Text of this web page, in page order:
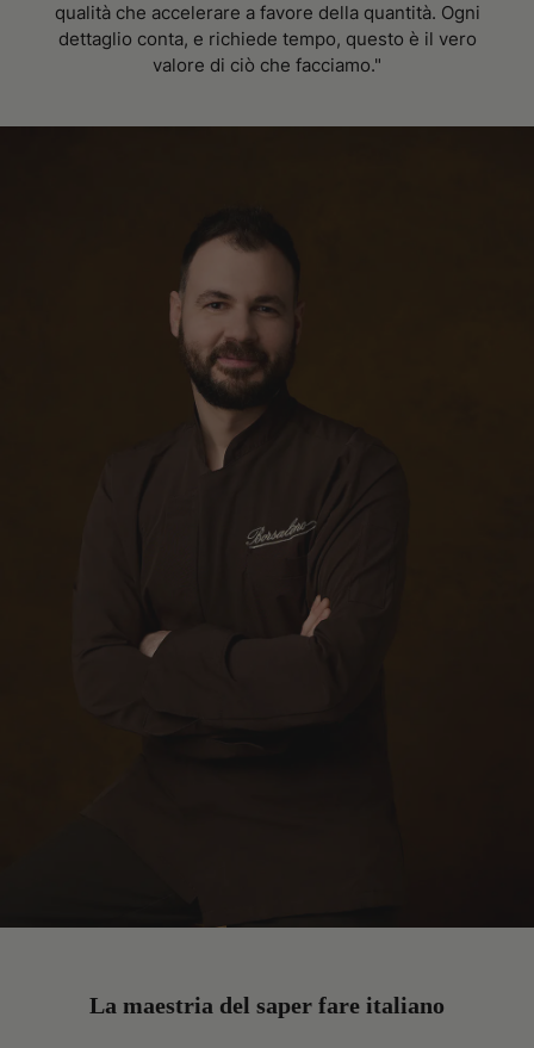
qualità che accelerare a favore della quantità. Ogni
dettaglio conta, e richiede tempo, questo è il vero
valore di ciò che facciamo."
La maestria del saper fare italiano